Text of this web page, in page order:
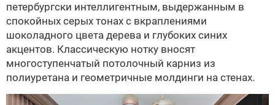
петербургски интеллигентным, выдержанным в
спокойных серых тонах с вкраплениями
шоколадного цвета дерева и глубоких синих
акцентов. Классическую нотку вносят
многоступенчатый потолочный карниз из
полиуретана и геометричные молдинги на стенах.